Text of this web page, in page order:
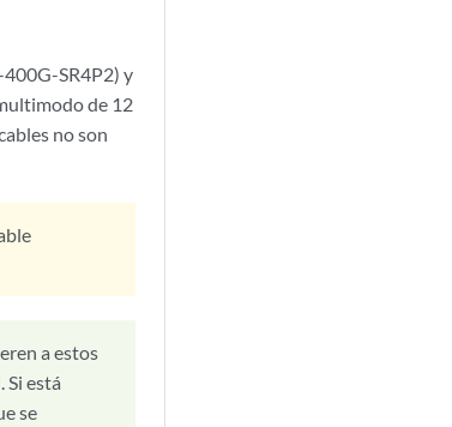
SR4P2) y
de 12
no son
a estos
. Si está
se